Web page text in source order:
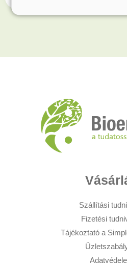
Szállítási
Fizetési
Tájékoztató a